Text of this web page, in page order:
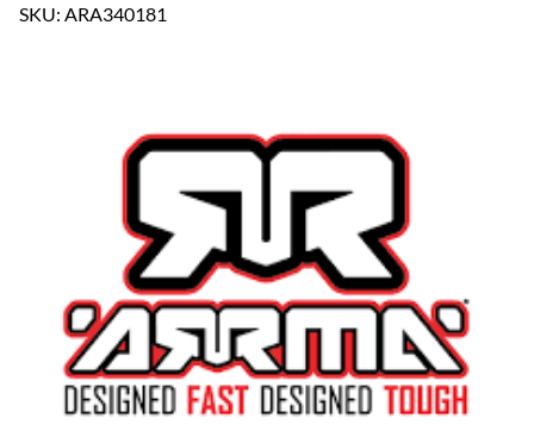
SKU: ARA340181